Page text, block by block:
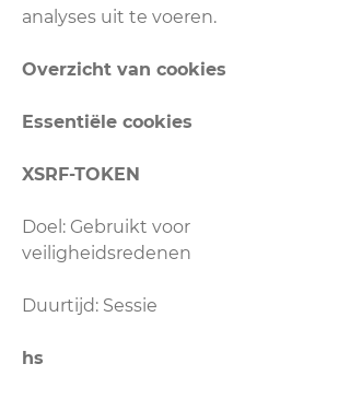
analyses uit te voeren.
Overzicht van cookies
Essentiële cookies
XSRF-TOKEN
Doel: Gebruikt voor
veiligheidsredenen
Duurtijd: Sessie
hs